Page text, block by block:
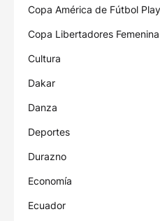
Copa América de Fútbol
Copa Libertadores Femenina
Cultura
Dakar
Danza
Deportes
Durazno
Economía
Ecuador